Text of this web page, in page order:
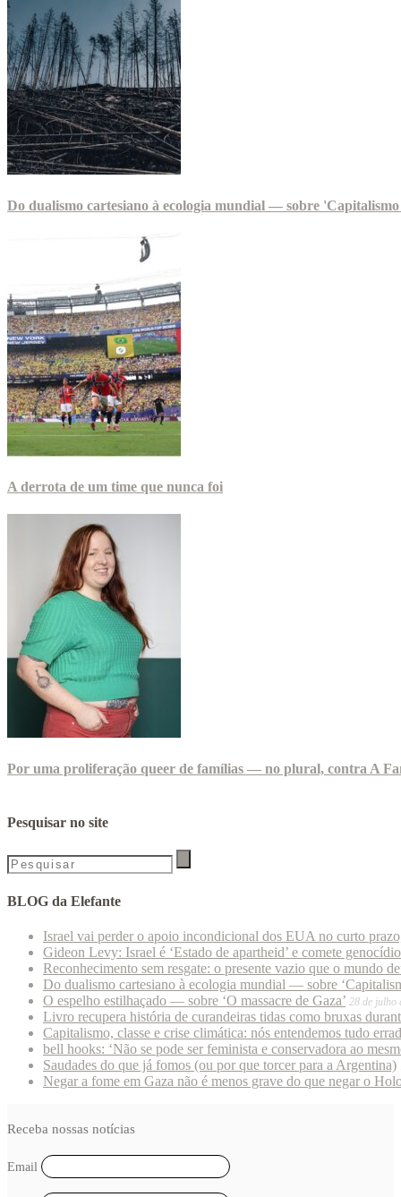
Do dualismo cartesiano à ecologia mundial — sobre
A derrota de um time que nunca foi
Por uma proliferação queer de famílias — no plural, contra A
Pesquisar no site
BLOG da Elefante
Israel vai perder o apoio incondicional dos EUA no curto
Gideon Levy: Israel é ‘Estado de apartheid’ e comete
Reconhecimento sem resgate: o presente vazio que o mundo
Do dualismo cartesiano à ecologia mundial — sobre
O espelho estilhaçado — sobre ‘O massacre de Gaza’ 28 de julho
Livro recupera história de curandeiras tidas como bruxas
Capitalismo, classe e crise climática: nós entendemos tudo
bell hooks: ‘Não se pode ser feminista e conservadora ao
Saudades do que já fomos (ou por que torcer para a Argentina)
Negar a fome em Gaza não é menos grave do que negar o
Receba nossas notícias
Email